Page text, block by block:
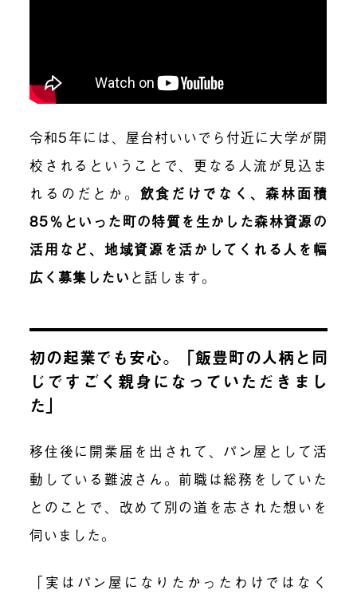
令和5年には、屋台村いいでら付近に大学が開
校されるということで、更なる人流が見込ま
れるのだとか。 飲食だけでなく、森林面積
85％といった町の特質を生かした森林資源の
活用など、地域資源を活かしてくれる人を幅
広く募集したい と話します。
初の起業でも安心。「飯豊町の人柄と同
じですごく親身になっていただきまし
た」
移住後に開業届を出されて、パン屋として活
動している難波さん。前職は総務をしていた
とのことで、改めて別の道を志された想いを
伺いました。
「実はパン屋になりたかったわけではなく